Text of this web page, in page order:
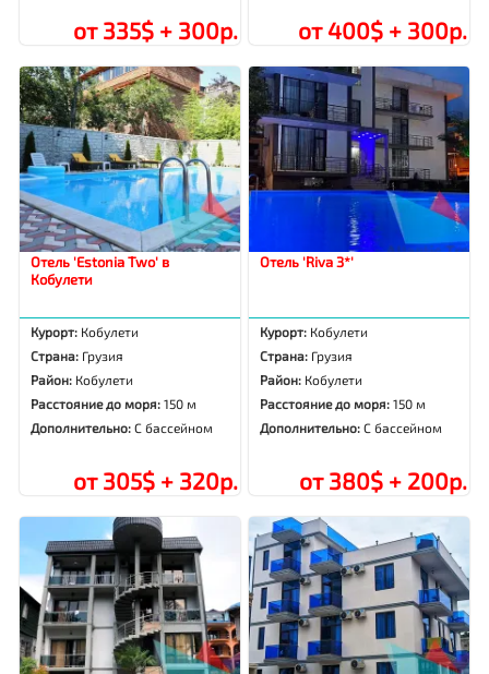
от 335$ + 300р. от 400$ + 300р.
Отель 'Estonia Two' в
Кобулети
Курорт: Кобулети
Страна: Грузия
Район: Кобулети
Расстояние до моря:150 м
Дополнительно:С бассейном
от 305$ + 320р.
Отель 'Riva 3*'
Курорт: Кобулети
Страна: Грузия
Район: Кобулети
Расстояние до моря:150 м
Дополнительно:С бассейном
от 380$ + 200р.